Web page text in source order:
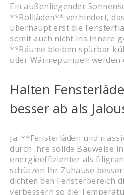
Ein außenliegender
**Rollläden** verhindert,
überhaupt erst die
somit auch nicht ins Innere
**Räume bleiben spürbar
oder Wärmepumpen
Halten
besser ab als
Ja. **Fensterläden und
durch ihre solide Bauweise
energieeffizienter als
schützen Ihr Zuhause
dichten den Fensterbereich
verbessern so die